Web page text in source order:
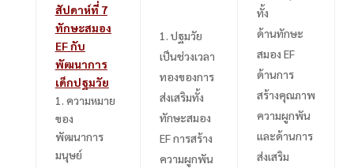
สัปดาห์ที่ 7
ทักษะสมอง
EF กับ
พัฒนาการ
เด็กปฐมวัย
1. ความหมาย
ของ
พัฒนาการ
มนุษย์
ปฐมวัย
เป็นช่วงเวลา
ทองของการ
ส่งเสริมทั้ง
ทักษะสมอง
EFการสร้าง
ความผูกพัน
ทั้ง
ด้านทักษะ
สมอง EF
ด้านการ
สร้างคุณภาพ
ความผูกพัน
และด้านการ
ส่งเสริม